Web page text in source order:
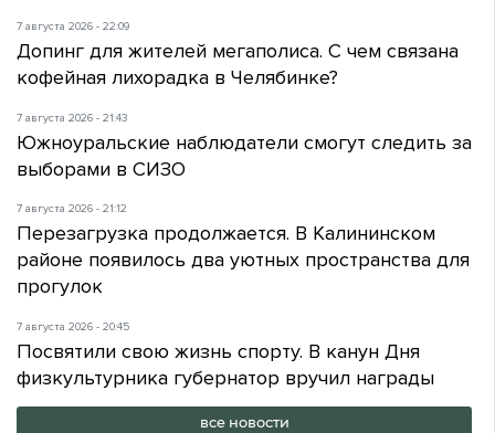
7 августа 2026 - 22:09
Допинг для жителей мегаполиса. С чем связана
кофейная лихорадка в Челябинке?
7 августа 2026 - 21:43
Южноуральские наблюдатели смогут следить за
выборами в СИЗО
7 августа 2026 - 21:12
Перезагрузка продолжается. В Калининском
районе появилось два уютных пространства для
прогулок
7 августа 2026 - 20:45
Посвятили свою жизнь спорту. В канун Дня
физкультурника губернатор вручил награды
все новости